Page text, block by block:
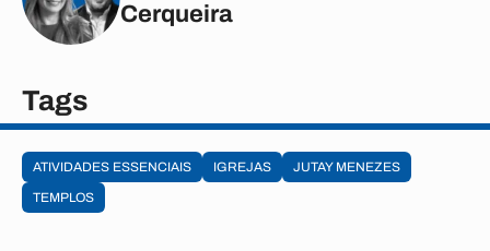
Cerqueira
Tags
ATIVIDADES ESSENCIAIS IGREJAS
JUTAY MENEZES
TEMPLOS